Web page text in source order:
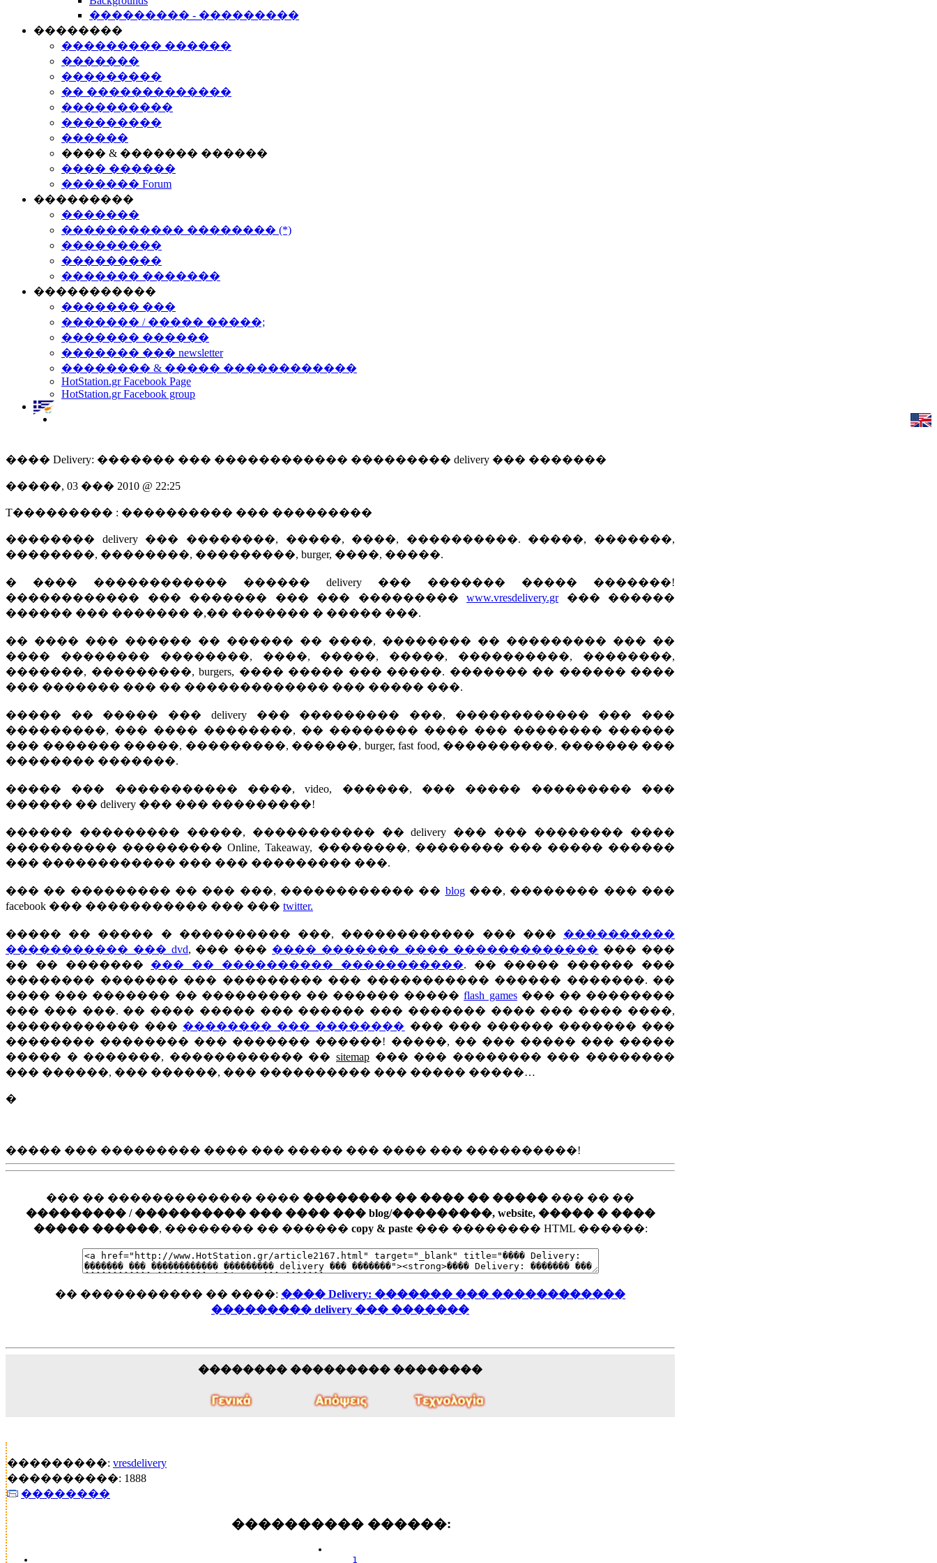
��������� - ���������
��������
��������� ������
�������
���������
�� �������������
����������
���������
������
���� & ������� ������
���� ������
������� Forum
���������
�������
����������� �������� (*)
���������
���������
������� �������
�����������
������� ���
������� / ����� �����;
������� ������
������� ��� newsletter
�������� & ����� ������������
HotStation.gr Facebook Page
HotStation.gr Facebook group
���� Delivery: ������� ��� ������������ ��������� delivery ��� �������
�����, 03 ��� 2010 @ 22:25
T��������� : ���������� ��� ���������
�������� delivery ��� ��������, �����, ����, ����������. �����, �������,
��������, ��������, ���������, burger, ����, �����.
� ���� ������������ ������ delivery ��� ������� ����� �������!
������������ ��� ������� ��� ��� ��������� www.vresdelivery.gr��� ������
������ ��� ������� �,�� ������� � ����� ���.
�� ���� ��� ������ �� ������ �� ����, �������� �� ��������� ��� ��
���� �������� ��������, ����, �����, �����, ����������, ��������,
�������, ���������, burgers, ���� ����� ��� �����. ������� �� ������ ����
��� ������� ��� �� ������������� ��� ����� ���.
����� �� ����� ��� delivery ��� ��������� ���, ������������ ��� ���
���������, ��� ���� ��������, �� �������� ���� ��� �������� ������
��� ������� �����, ���������, ������, burger, fast food, ����������, ������� ���
�������� �������.
����� ��� ����������� ����, video, ������, ��� ����� ��������� ���
������ �� delivery ��� ��� ���������!
������ ��������� �����, ����������� �� delivery ��� ��� �������� ����
���������� ��������� Online, Takeaway, ��������, �������� ��� ����� ������
��� ������������ ��� ��� ��������� ���.
��� �� ��������� �� ��� ���, ������������ �� blog���, �������� ��� ���
facebook ��� ����������� ��� ��� twitter.
����� �� ����� � ���������� ���, ������������ ��� ��� ����������
����������� ��� dvd, ��� ��� ���� ������� ���� ������������� ��� ���
�� �� ������� ��� �� ���������� �����������. �� ����� ������ ���
�������� ������� ��� ��������� ��� ����������� ������ �������. ��
���� ��� ������� �� ��������� �� ������ �����flash games��� �� ��������
��� ��� ���. �� ���� ����� ��� ������ ��� ������� ���� ��� ���� ����,
������������ ��� �������� ��� �������� ��� ��� ������ ������� ���
�������� �������� ��� ������� ������! �����, �� ��� ����� ��� �����
����� � �������, ������������ �� sitemap ��� ��� �������� ��� ��������
��� ������, ��� ������, ��� ���������� ��� ����� �����…
�
����� ��� ��������� ���� ��� ����� ��� ���� ��� ����������!
��� �� ������������� ���� �������� �� ���� �� ����� ��� �� ��
��������� / ���������� ��� ���� ��� blog/���������, website, ����� � ����
����� ������, �������� �� ������ copy & paste��� �������� HTML ������:
�� ����������� �� ����: ���� Delivery: ������� ��� ������������
��������� delivery ��� �������
�������� ��������� ��������
���������: vresdelivery
����������: 1888
��������
���������� ������:
1